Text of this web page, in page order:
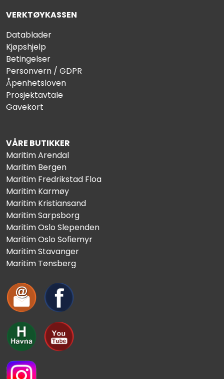
VERKTØYKASSEN
Datablader
Kjøpshjelp
Betingelser
Personvern / GDPR
Åpenhetsloven
Prosjektavtale
Gavekort
VÅRE BUTIKKER
Maritim Arendal
Maritim Bergen
Maritim Fredrikstad Floa
Maritim Karmøy
Maritim Kristiansand
Maritim Sarpsborg
Maritim Oslo Slependen
Maritim Oslo Sofiemyr
Maritim Stavanger
Maritim Tønsberg